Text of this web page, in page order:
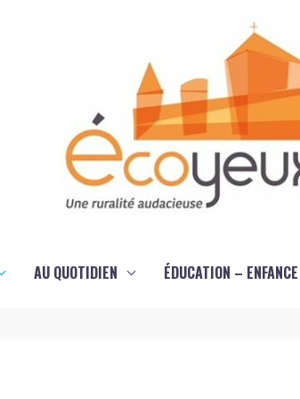
AU QUOTIDIEN ÉDUCATION –